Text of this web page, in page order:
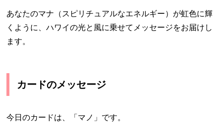
あなたのマナ（スピリチュアルなエネルギー）が虹色に輝
くように、ハワイの光と風に乗せてメッセージをお届けし
ます。
カードのメッセージ
今日のカードは、「マノ」です。